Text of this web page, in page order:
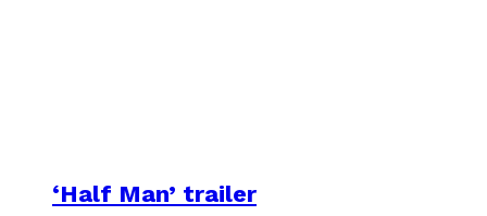
‘Half Man’ trailer